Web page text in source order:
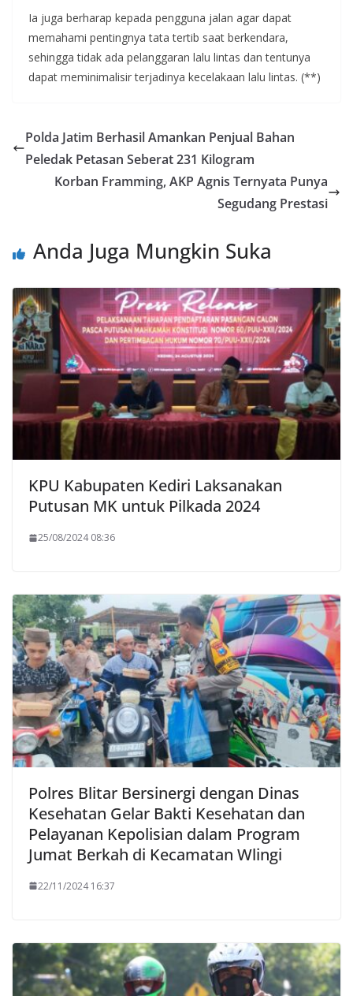
Ia juga berharap kepada pengguna jalan agar dapat
memahami pentingnya tata tertib saat berkendara,
sehingga tidak ada pelanggaran lalu lintas dan tentunya
dapat meminimalisir terjadinya kecelakaan lalu lintas. (**)
Polda Jatim Berhasil Amankan Penjual Bahan
Peledak Petasan Seberat 231 Kilogram
Korban Framming, AKP Agnis Ternyata Punya
Segudang Prestasi
Anda Juga Mungkin Suka
KPU Kabupaten Kediri Laksanakan
Putusan MK untuk Pilkada 2024
25/08/2024 08:36
Polres Blitar Bersinergi dengan Dinas
Kesehatan Gelar Bakti Kesehatan dan
Pelayanan Kepolisian dalam Program
Jumat Berkah di Kecamatan Wlingi
22/11/2024 16:37